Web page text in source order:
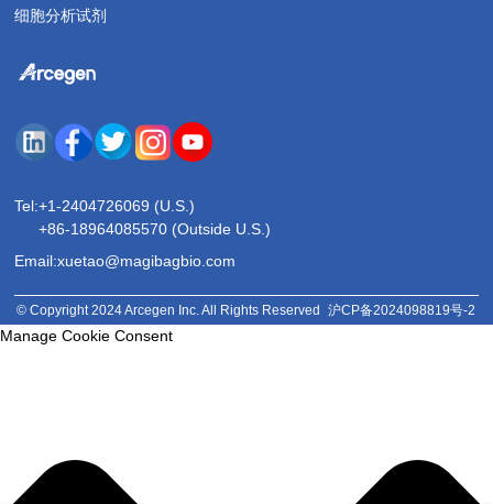
细胞分析试剂
Tel:+1-2404726069 (U.S.)
+86-18964085570 (Outside U.S.)
Email:xuetao@magibagbio.com
© Copyright 2024 Arcegen Inc. All Rights Reserved 沪CP备2024098819号-2
Manage Cookie Consent